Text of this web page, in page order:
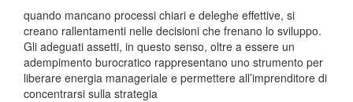
quando mancano processi chiari e deleghe effettive, si
creano rallentamenti nelle decisioni che frenano lo sviluppo.
Gli adeguati assetti, in questo senso, oltre a essere un
adempimento burocratico rappresentano uno strumento per
liberare energia manageriale e permettere all’imprenditore di
concentrarsi sulla strategia